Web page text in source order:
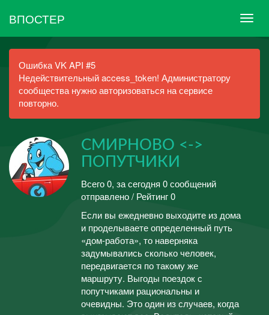
ВПОСТЕР
Ошибка VK API #5
Недействительный access_token! Администратору
сообщества нужно авторизоваться на сервисе
повторно.
СМИРНОВО <->
ПОПУТЧИКИ
Всего 0, за сегодня 0 сообщений
отправлено / Рейтинг 0
Если вы ежедневно выходите из дома
и проделываете определенный путь
«дом-работа», то наверняка
задумывались сколько человек,
передвигается по такому же
маршруту. Выгоды поездок с
попутчиками рациональны и
очевидны. Это один из случаев, когда